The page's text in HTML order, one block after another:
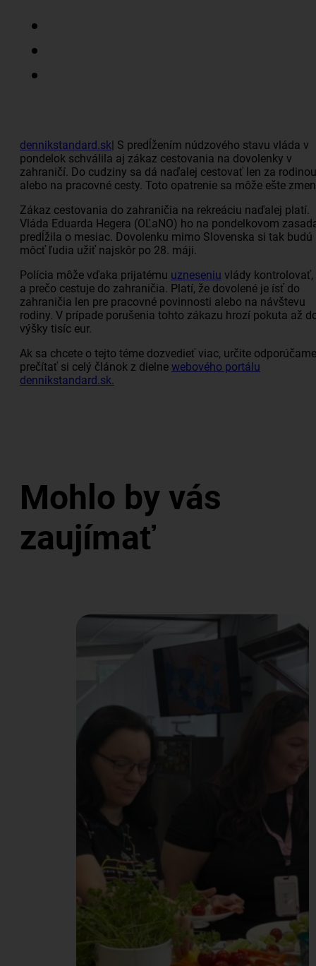
dennikstandard.sk| S predĺžením núdzového stavu vláda v
pondelok schválila aj zákaz cestovania na dovolenky v
zahraničí. Do cudziny sa dá naďalej cestovať len za rodinou
alebo na pracovné cesty. Toto opatrenie sa môže ešte
Zákaz cestovania do zahraničia na rekreáciu naďalej platí.
Vláda Eduarda Hegera (OĽaNO) ho na pondelkovom
predĺžila o mesiac. Dovolenku mimo Slovenska si tak budú
môcť ľudia užiť najskôr po 28. máji.
Polícia môže vďaka prijatému uzneseniu vlády kontrolovať,
a prečo cestuje do zahraničia. Platí, že dovolené je ísť do
zahraničia len pre pracovné povinnosti alebo na návštevu
rodiny. V prípade porušenia tohto zákazu hrozí pokuta až
výšky tisíc eur.
Ak sa chcete o tejto téme dozvedieť viac, určite odporúčame
prečítať si celý článok z dielne webového portálu
dennikstandard.sk.
Mohlo by vás
zaujímať